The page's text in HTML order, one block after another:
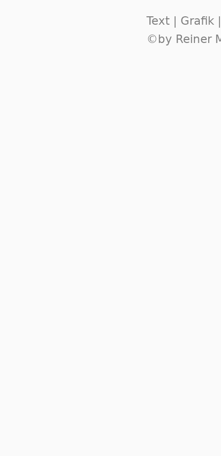
Text | Grafik
©by Reiner